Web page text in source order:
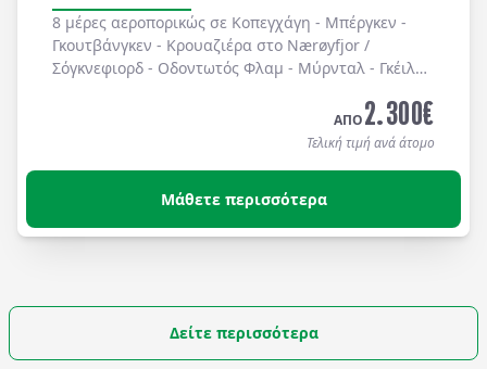
8 μέρες αεροπορικώς σε Κοπεγχάγη - Μπέργκεν -
Γκουτβάνγκεν - Κρουαζιέρα στο Nærøyfjor /
Σόγκνεφιορδ - Οδοντωτός Φλαμ - Μύρνταλ - Γκέιλο -
Στοκχόλμη. Διαμονή σε ξενοδοχεία 3* & 4* με
ΑΠΟ2.300€
Τελική τιμή ανά άτομο
Μάθετε περισσότερα
Δείτε περισσότερα